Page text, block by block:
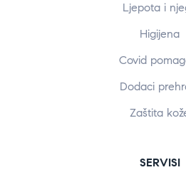
Ljepota i
Higijena
Covid
Dodaci
Zaštita
SERVISI